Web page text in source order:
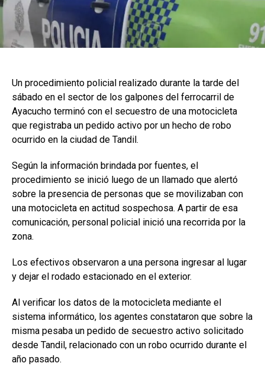
Un procedimiento policial realizado durante la tarde del
sábado en el sector de los galpones del ferrocarril de
Ayacucho terminó con el secuestro de una motocicleta
que registraba un pedido activo por un hecho de robo
ocurrido en la ciudad de Tandil.
Según la información brindada por fuentes, el
procedimiento se inició luego de un llamado que alertó
sobre la presencia de personas que se movilizaban con
una motocicleta en actitud sospechosa. A partir de esa
comunicación, personal policial inició una recorrida por la
zona.
Los efectivos observaron a una persona ingresar al lugar
y dejar el rodado estacionado en el exterior.
Al verificar los datos de la motocicleta mediante el
sistema informático, los agentes constataron que sobre la
misma pesaba un pedido de secuestro activo solicitado
desde Tandil, relacionado con un robo ocurrido durante el
año pasado.